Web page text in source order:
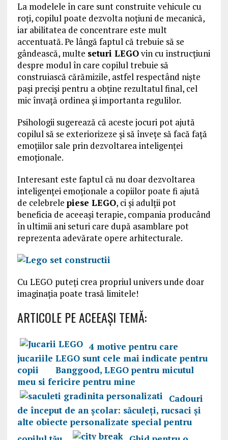
La modelele în care sunt construite vehicule cu
roți, copilul poate dezvolta noțiuni de mecanică,
iar abilitatea de concentrare este mult
accentuată. Pe lângă faptul că trebuie să se
gândească, multe seturi LEGOvin cu instrucțiuni
despre modul în care copilul trebuie să
construiască cărămizile, astfel respectând niște
pași preciși pentru a obține rezultatul final, cel
mic învață ordinea și importanta regulilor.
Psihologii sugerează că aceste jocuri pot ajută
copilul să se exteriorizeze și să învețe să facă față
emoțiilor sale prin dezvoltarea inteligenței
emoționale.
Interesant este faptul că nu doar dezvoltarea
inteligenței emoționale a copiilor poate fi ajută
de celebrele piese LEGO, ci și adulții pot
beneficia de aceeași terapie, compania producând
în ultimii ani seturi care după asamblare pot
reprezenta adevărate opere arhitecturale.
Cu LEGO puteți crea propriul univers unde doar
imaginația poate trasă limitele!
ARTICOLE PE ACEEAŞI TEMĂ:
4 motive pentru care
jucariile LEGO sunt cele mai indicate pentru
copii
Banggood, LEGO pentru micutul
meu si fericire pentru mine
Cadouri
de început de an școlar: săculeți, rucsaci și
alte obiecte personalizate special pentru